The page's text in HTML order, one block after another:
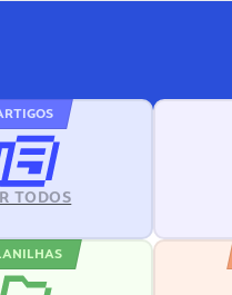
TODOS